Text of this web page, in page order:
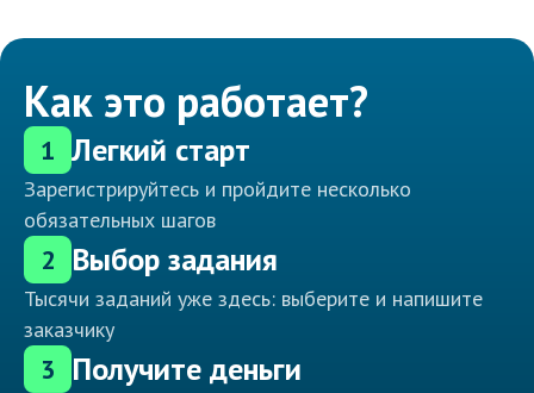
Как это работает?
1 Легкий старт
Зарегистрируйтесь и пройдите несколько
обязательных шагов
2 Выбор задания
Тысячи заданий уже здесь: выберите и напишите
заказчику
3 Получите деньги